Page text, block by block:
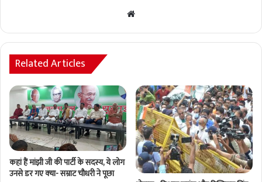
Website
Related Articles
कहां हैं मांझी जी की पार्टी के सदस्य, ये लोग
उनसे डर गए क्‍या- सम्राट चौधरी ने पूछा